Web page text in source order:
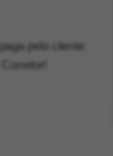
pelo cliente